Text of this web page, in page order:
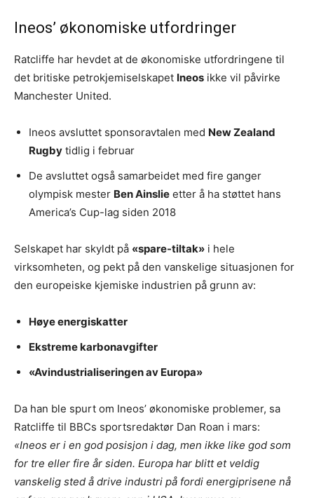
Ineos’ økonomiske utfordringer
Ratcliffe har hevdet at de økonomiske utfordringene til
det britiske petrokjemiselskapet Ineos ikke vil påvirke
Manchester United.
Ineos avsluttet sponsoravtalen med New Zealand
Rugby tidlig i februar
De avsluttet også samarbeidet med fire ganger
olympisk mester Ben Ainslie etter å ha støttet hans
America’s Cup-lag siden 2018
Selskapet har skyldt på «spare-tiltak» i hele
virksomheten, og pekt på den vanskelige situasjonen for
den europeiske kjemiske industrien på grunn av:
Høye energiskatter
Ekstreme karbonavgifter
«Avindustrialiseringen av Europa»
Da han ble spurt om Ineos’ økonomiske problemer, sa
Ratcliffe til BBCs sportsredaktør Dan Roan i mars:
«Ineos er i en god posisjon i dag, men ikke like god som
for tre eller fire år siden. Europa har blitt et veldig
vanskelig sted å drive industri på fordi energiprisene nå